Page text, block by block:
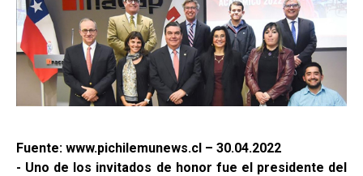
Fuente: www.pichilemunews.cl – 30.04.2022
- Uno de los invitados de honor fue el presidente del